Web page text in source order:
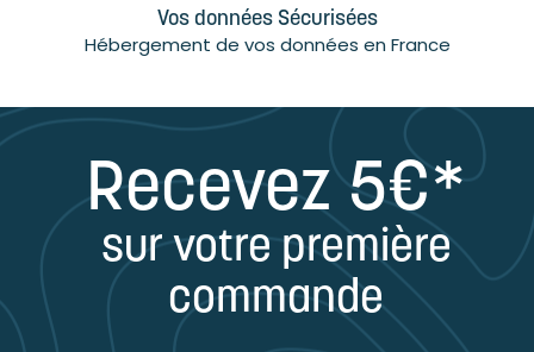
Vos données Sécurisées
Hébergement de vos données en France
Recevez 5€*
sur votre première
commande